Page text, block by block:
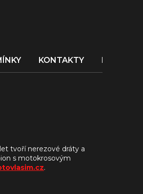
KONTAKTY
tvoří nerezové dráty a
s motokrosovým
.